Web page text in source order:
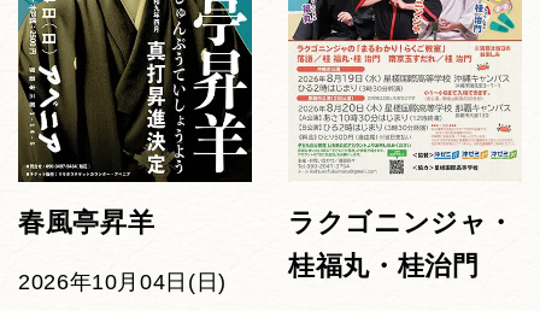
春風亭昇羊
2026年10月04日(日)
ラクゴニンジャ・
桂福丸・桂治門